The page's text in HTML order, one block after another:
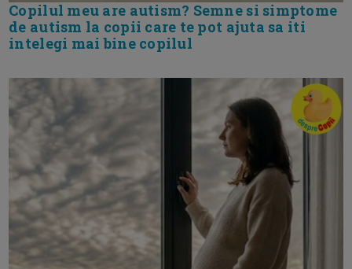
Copilul meu are autism? Semne si simptome
de autism la copii care te pot ajuta sa iti
intelegi mai bine copilul